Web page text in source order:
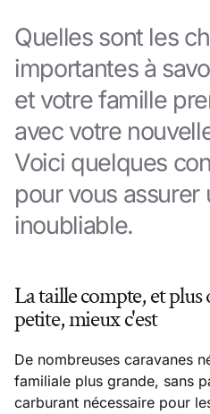
Quelles sont les
importantes à
et votre famille
avec votre
Voici quelques
pour vous
inoubliable.
La taille compte, et
petite, mieux c'est
De nombreuses caravanes
familiale plus grande, sans
carburant nécessaire pour